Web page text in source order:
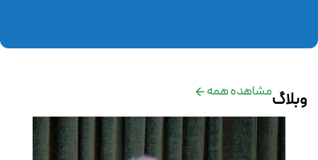
وبلاگمشاهده همه